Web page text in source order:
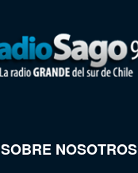
SOBRE NOSOTROS